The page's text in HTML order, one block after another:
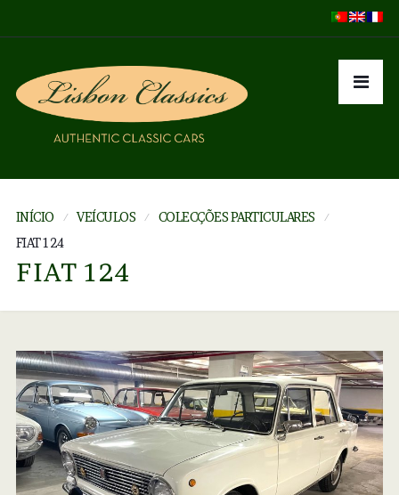
INÍCIO VEÍCULOS
COLECÇÕES PARTICULARES
FIAT 124
FIAT 124